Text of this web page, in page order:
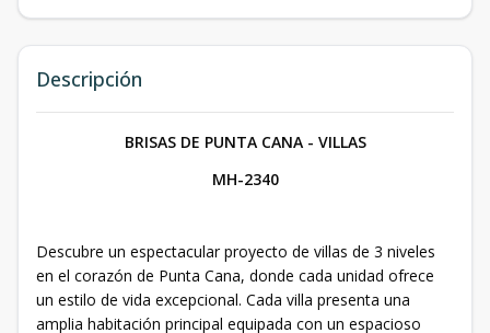
Descripción
BRISAS DE PUNTA CANA - VILLAS
MH-2340
Descubre un espectacular proyecto de villas de 3 niveles
en el corazón de Punta Cana, donde cada unidad ofrece
un estilo de vida excepcional. Cada villa presenta una
amplia habitación principal equipada con un espacioso